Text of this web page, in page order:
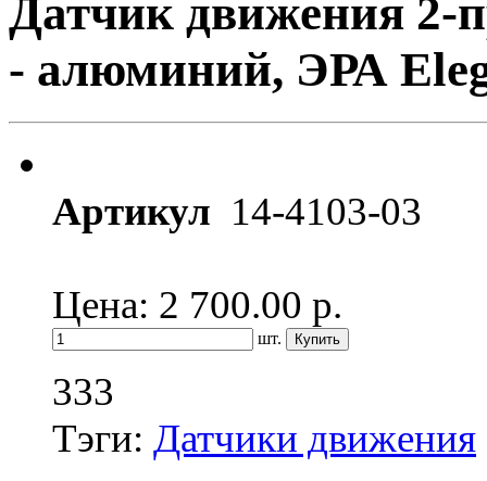
Датчик движения 2-
- алюминий, ЭРА
Артикул 14-4103-03
Цена: 2 700.00 р.
шт.
333
Тэги: Датчики движения